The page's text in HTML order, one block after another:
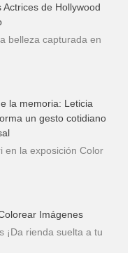
de Hollywood
belleza capturada en
la memoria: Leticia
un gesto cotidiano
en la exposición Color
Imágenes
¡Da rienda suelta a tu